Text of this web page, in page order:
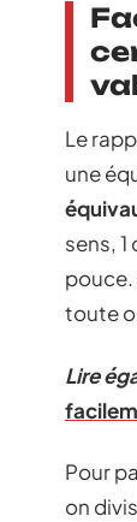
Le
une
sens,
toute
Lire
Pour
on